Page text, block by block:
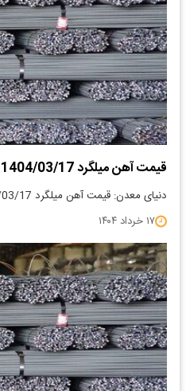
قیمت آهن میلگرد 1404/03/17
دنیای معدن: قیمت آهن میلگرد 1404/03/17
۱۷ خرداد ۱۴۰۴